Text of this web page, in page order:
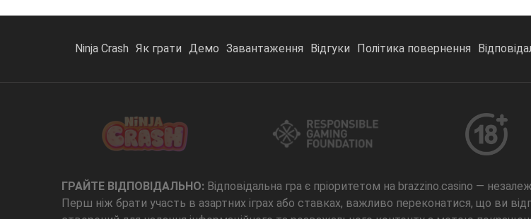
Ninja Crash Як грати Демо Завантаження Відгуки Політика повернення
ГРАЙТЕ ВІДПОВІДАЛЬНО: Відповідальна гра є пріоритетом на brazzino.casino —
Перш ніж брати участь в азартних іграх або ставках, важливо переконатися, що ви